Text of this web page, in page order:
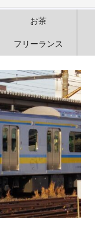
お茶
フリーランス